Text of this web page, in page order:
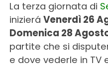
La terza giornata di
inizierá Venerdì 26
Domenica 28
partite che si
e dove vederle in TV